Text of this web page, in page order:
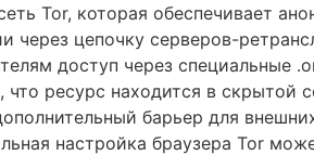
Tor, которая обеспечивает
цепочку серверов-
доступ через специальные
ресурс находится в скрытой
барьер для
настройка браузера Tor